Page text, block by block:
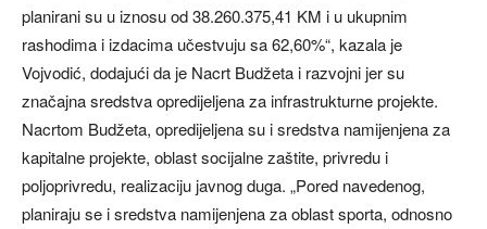
planirani su u iznosu od 38.260.375,41 KM i u ukupnim
rashodima i izdacima učestvuju sa 62,60%“, kazala je
Vojvodić, dodajući da je Nacrt Budžeta i razvojni jer su
značajna sredstva opredijeljena za infrastrukturne projekte.
Nacrtom Budžeta, opredijeljena su i sredstva namijenjena za
kapitalne projekte, oblast socijalne zaštite, privredu i
poljoprivredu, realizaciju javnog duga. „Pored navedenog,
planiraju se i sredstva namijenjena za oblast sporta, odnosno